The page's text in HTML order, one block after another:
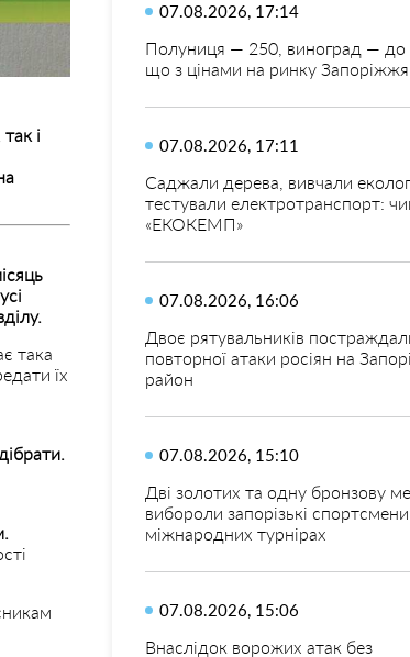
і
така
їх
07.08.2026, 17:14
Полуниця — 250, виноград — до
що з цінами на ринку Запоріжжя
07.08.2026, 17:11
Саджали дерева, вивчали
тестували електротранспорт:
«ЕКОКЕМП»
07.08.2026, 16:06
Двоє рятувальників
повторної атаки росіян на
район
07.08.2026, 15:10
Дві золотих та одну бронзову
вибороли запорізькі
міжнародних турнірах
07.08.2026, 15:06
Внаслідок ворожих атак без